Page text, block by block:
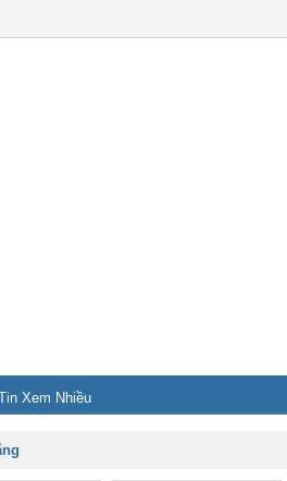
Xem Nhiều